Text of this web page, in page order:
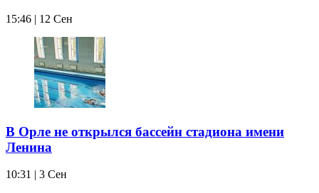
15:46 | 12 Сен
В Орле не открылся бассейн стадиона имени
Ленина
10:31 | 3 Сен